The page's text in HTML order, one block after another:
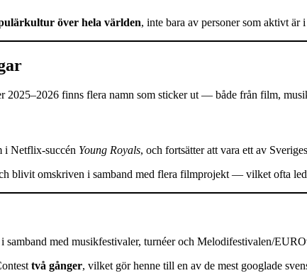
över hela världen, inte bara av personer som aktivt är
2025–2026 finns flera namn som sticker ut — både från film,
i Netflix-succén Young Royals, och fortsätter att vara ett av
blivit omskriven i samband med flera filmprojekt — vilket ofta
med musikfestivaler, turnéer och Melodifestivalen/
två gånger, vilket gör henne till en av de mest googlade